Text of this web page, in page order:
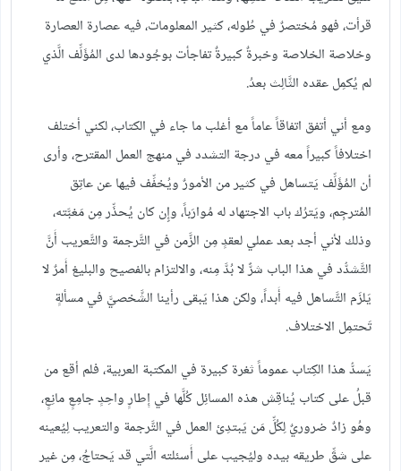
قرأت، فهو مُختصرٌ في طُوله، كثير المعلومات، فيه عصارة العصارة
وخلاصة الخلاصة وخبرةٌ كبيرةٌ تفاجأت بوجُودها لدى المُؤَلِّف الَّذي
لم يُكمِل عقده الثَّالِث بعدُ.
ومع أني أتفق اتفاقاً عاماً مع أغلب ما جاء في الكتاب، لكني أختلف
اختلافاً كبيراً معه في درجة التشدد في منهج العمل المقترح، وأرى
أن المُؤَلِّف يَتساهل في كثير من الأمورٌ ويُخفِّف فيها عن عاتِق
المُترجِم، ويَترُك باب الاجتهاد له مُوارَباً، وإِِن كان يُحذِّر مِن مَغبَّته،
وذلك لأني أجد بعد عملي لعقدٍ مِن الزَّمن في التَّرجمة والتَّعريب أَنَّ
التَّشدُّد في هذا الباب شرٌّ لا بُدَّ مِنه، والالتزام بالفصيح والبليغ أَمرٌ لا
يَلزَم التَّساهل فيه أَبداً، ولكن هذا يَبقى رأينا الشَّخصيَّ في مسألةٍ
تَحتمِل الاختلاف.
يَسدُّ هذا الكِتاب عموماً ثغرة كبيرة في المكتبة العربية، فلم أقع من
قبلُ على كتاب يُناقِش هذه المسائِل كُلَّها في إِطارٍ واحِدٍ جامِعٍ مانِعٍ،
وهُو زادٌ ضروريٌ لِكُلِّ مَن يَبتدِئ العمل في التَّرجمة والتعريب لِيُعينه
على شقِّ طريقه بيده وليُجيب على أَسئلته الَّتي قد يَحتاجُ، مِن غير